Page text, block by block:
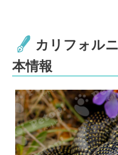
e
o
o
k
er n
カリフォル
本情報